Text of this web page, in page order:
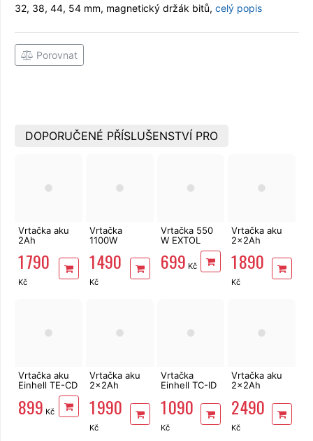
32, 38, 44, 54 mm, magnetický držák bitů, celý popis
Porovnat
DOPORUČENÉ PŘÍSLUŠENSTVÍ PRO
Vrtačka aku
2Ah
příklep
EXTOL
Industrial
SHARE 20V
1 790
Kč
Vrtačka
1100W
EXTOL
Premium
8890048
1 490
Kč
Vrtačka 550
W EXTOL
Craft 401163
699 Kč
Vrtačka aku
2x2Ah
Worcraft
CHD-
S20LiBCM
ShareSYS
1 890
Kč
Vrtačka aku
Einhell TE-CD
18/2 Li-Solo
X-Change
899 Kč
Vrtačka aku
2x2Ah
příklep
EXTOL
Premium
SHARE 20V
1 990
Kč
Vrtačka
Einhell TC-ID
kufru s vrtáky
1 090
Kč
Vrtačka aku
2x2Ah
příklep
EXTOL
Industrial
SHARE 20V
2 490
Kč